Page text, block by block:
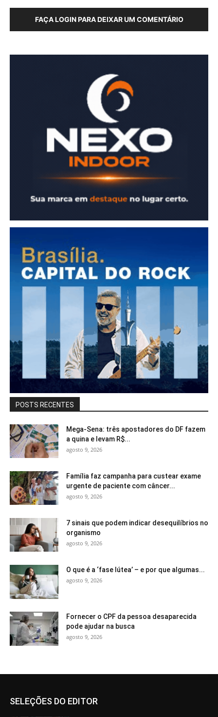
FAÇA LOGIN PARA DEIXAR UM COMENTÁRIO
POSTS RECENTES
Mega-Sena: três apostadores do DF fazem
a quina e levam R$...
agosto 9, 2026
Família faz campanha para custear exame
urgente de paciente com câncer...
agosto 9, 2026
7 sinais que podem indicar desequilíbrios no
organismo
agosto 9, 2026
O que é a ‘fase lútea’ – e por que algumas...
agosto 9, 2026
Fornecer o CPF da pessoa desaparecida
pode ajudar na busca
agosto 9, 2026
SELEÇÕES DO EDITOR